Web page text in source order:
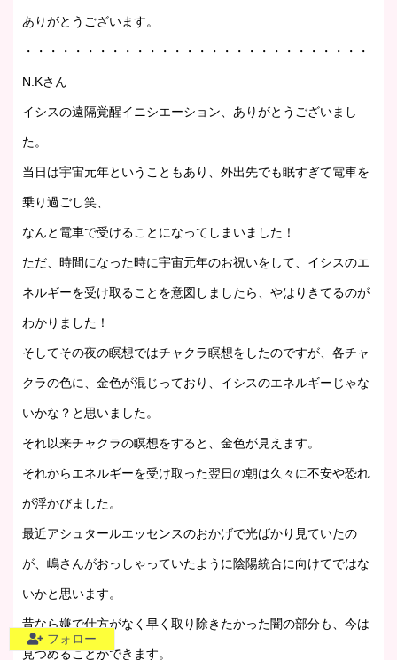
ありがとうございます。
・・・・・・・・・・・・・・・・・・・・・・・・・・・・・
N.Kさん
イシスの遠隔覚醒イニシエーション、ありがとうございまし
た。
当日は宇宙元年ということもあり、外出先でも眠すぎて電車を
乗り過ごし笑、
なんと電車で受けることになってしまいました！
ただ、時間になった時に宇宙元年のお祝いをして、イシスのエ
ネルギーを受け取ることを意図しましたら、やはりきてるのが
わかりました！
そしてその夜の瞑想ではチャクラ瞑想をしたのですが、各チャ
クラの色に、金色が混じっており、イシスのエネルギーじゃな
いかな？と思いました。
それ以来チャクラの瞑想をすると、金色が見えます。
それからエネルギーを受け取った翌日の朝は久々に不安や恐れ
が浮かびました。
最近アシュタールエッセンスのおかげで光ばかり見ていたの
が、嶋さんがおっしゃっていたように陰陽統合に向けてではな
いかと思います。
昔なら嫌で仕方がなく早く取り除きたかった闇の部分も、今は
見つめることができます。
フォロー